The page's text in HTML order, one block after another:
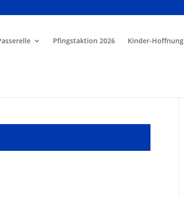
Pfingstaktion 2026 Kinder-Hoffnung
Products